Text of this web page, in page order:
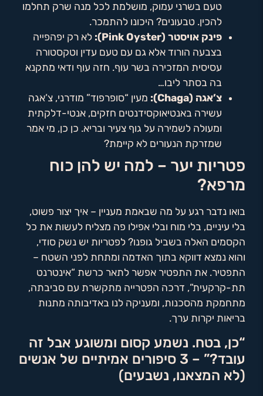
טעם בשרני עמוק, מושלמת לכל מנה שרק תחלמו
להכין. טבעונים? היכונו להתמכר.
פינק אויסטר (Pink Oyster):
לא רק יפהפייה
בצבעה הורוד אלא גם עם טעם עדין וטקסטורה
עסיסית המזכירה בשר עוף. חזה עוף ודאי מתקנא
בה בסתר ליבו…
צ’אגה (Chaga):
מעין “סופרפוד” מודרני, צ’אגה
עשירה באנטיאוקסידנטים חזקים, אנטי-דלקתית
ומעולה לשמירה על גוף צעיר ובריא. כן כן, מי אמר
שמזרקת הנעורים לא קיימת?
פטריות יער – למה יש להן כוח
מרפא?
בואו נדבר רגע על מה שבאמת מעניין – איך יצור פשוט,
בלי עיניים, בלי מוח ובלי אפילו פה מצליח לעשות את כל
הקסמים האלה בשביל גופנו? לפטריות יש נשק סודי,
והוא נמצא דווקא בתוך האדמה ומתחת לפני השטח –
התפטיר. את התפטיר אפשר לתאר כרשת “אינטרנט
תת-קרקעית”, דרכה הפטרייה מתקשרת עם סביבתה,
מתחמקת מהסכנות, ומעניקה לנו באדיבותה מתנות
בריאות יקרות ערך.
“כן, בטח. נשמע קסום ומשוגע אבל זה
עובד?” – 3 סיפורים אמיתיים של אנשים
(לא המצאנו, נשבעים)